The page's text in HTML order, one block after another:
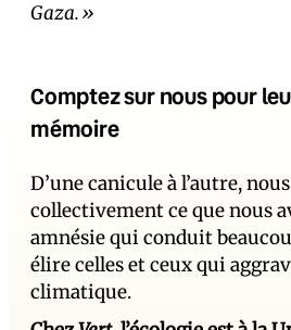
Gaza.»
Comptez sur nous pour
mémoire
D’une canicule à l’autre,
collectivement ce que nous
amnésie qui conduit
élire celles et ceux qui
climatique.